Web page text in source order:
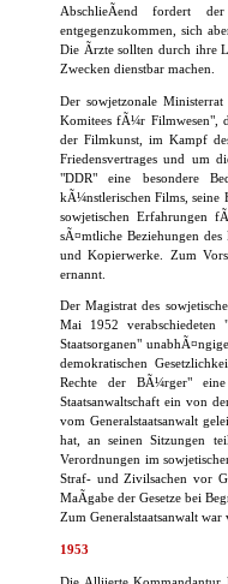
AbschlieÃend fordert
entgegenzukommen, sich
Die Ãrzte sollten durch ihre
Zwecken dienstbar machen.
Der sowjetzonale
Komitees fÃ¼r Filmwesen",
der Filmkunst, im Kampf
Friedensvertrages und um
"DDR" eine besondere
kÃ¼nstlerischen Films, seine
sowjetischen Erfahrungen
sÃ¤mtliche Beziehungen
und Kopierwerke. Zum
ernannt.
Der Magistrat des
Mai 1952 verabschiedeten
Staatsorganen"
demokratischen
Rechte der BÃ¼rger"
Staatsanwaltschaft ein von
vom Generalstaatsanwalt
hat, an seinen Sitzungen
Verordnungen im
Straf- und Zivilsachen vor
MaÃgabe der Gesetze bei
Zum Generalstaatsanwalt
1953